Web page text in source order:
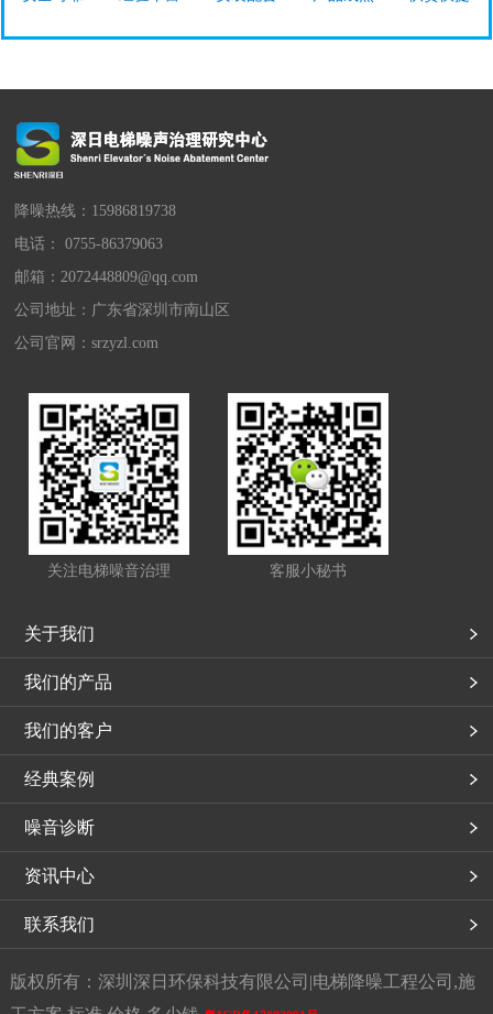
降噪热线：15986819738
电话： 0755-86379063
邮箱：2072448809@qq.com
公司地址：广东省深圳市南山区
公司官网：srzyzl.com
关注电梯噪音治理 客服小秘书
关于我们
我们的产品
我们的客户
经典案例
噪音诊断
资讯中心
联系我们
版权所有：深圳深日环保科技有限公司|电梯降噪工程公司,施